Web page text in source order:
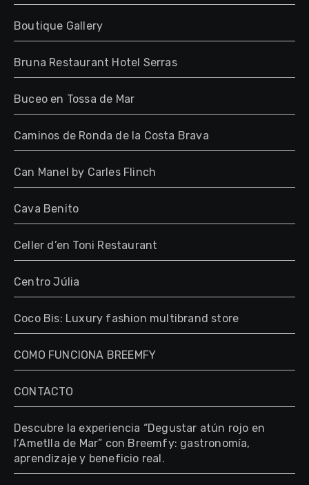
Boutique Gallery
Bruna Restaurant Hotel Serras
Buceo en Tossa de Mar
Caminos de Ronda de la Costa Brava
Can Manel by Carles Flinch
Cava Benito
Celler d’en Toni Restaurant
Centro Júlia
Coco Bis: Luxury fashion multibrand store
COMO FUNCIONA BREEMFY
CONTACTO
Descubre la experiencia “Degustar atún rojo en
l’Ametlla de Mar” con Breemfy: gastronomía,
aprendizaje y beneficio real.